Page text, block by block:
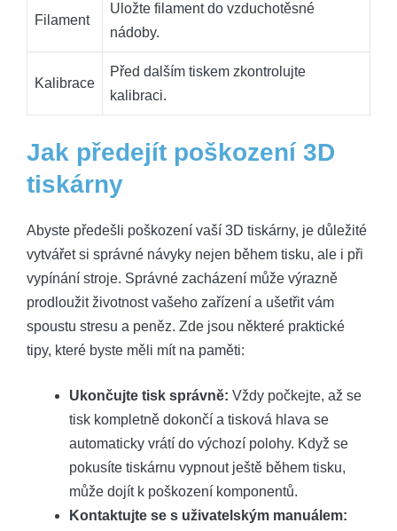
Filament
Uložte filament do vzduchotěsné
nádoby.
Kalibrace
Před dalším tiskem zkontrolujte
kalibraci.
Jak předejít poškození 3D
tiskárny
Abyste předešli poškození vaší 3D tiskárny, je důležité
vytvářet si správné návyky nejen během tisku, ale i při
vypínání stroje. Správné zacházení může výrazně
prodloužit životnost vašeho zařízení a ušetřit vám
spoustu stresu a peněz. Zde jsou některé praktické
tipy, které byste měli mít na paměti:
Ukončujte tisk správně: Vždy počkejte, až se
tisk kompletně dokončí a tisková hlava se
automaticky vrátí do výchozí polohy. Když se
pokusíte tiskárnu vypnout ještě během tisku,
může dojít k poškození komponentů.
Kontaktujte se s uživatelským manuálem: